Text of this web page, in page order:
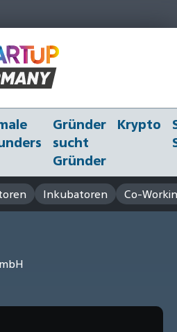
Gründer
sucht
Gründer
Krypto
Inkubatoren Co-